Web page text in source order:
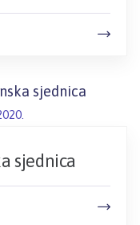
sjednica
sjednica